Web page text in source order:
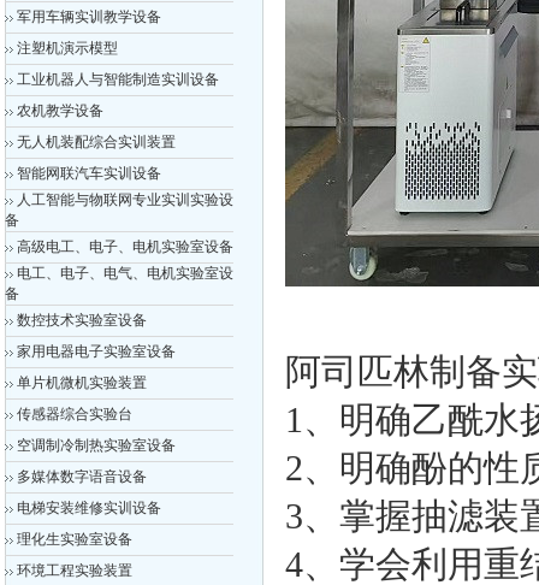
军用车辆实训教学设备
注塑机演示模型
工业机器人与智能制造实训设备
农机教学设备
无人机装配综合实训装置
智能网联汽车实训设备
人工智能与物联网专业实训实验设
备
高级电工、电子、电机实验室设备
电工、电子、电气、电机实验室设
备
数控技术实验室设备
家用电器电子实验室设备
单片机微机实验装置
传感器综合实验台
空调制冷制热实验室设备
多媒体数字语音设备
电梯安装维修实训设备
理化生实验室设备
环境工程实验装置
阿司匹林制备
1、明确乙酰水
2、明确酚的性
3、掌握抽滤装
4、学会利用重